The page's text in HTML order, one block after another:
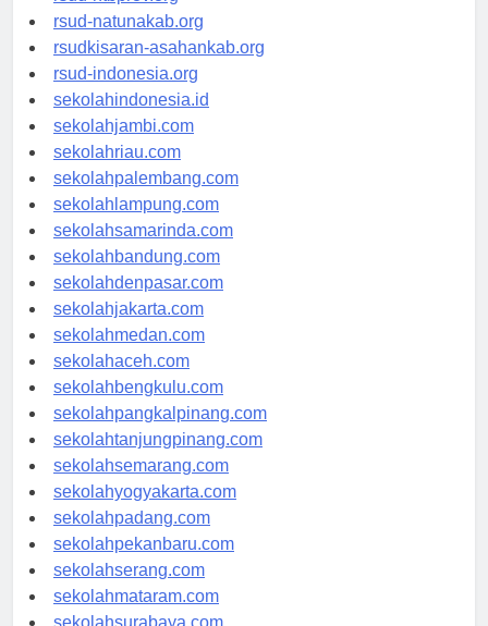
rsud-ntbprov.org
rsud-natunakab.org
rsudkisaran-asahankab.org
rsud-indonesia.org
sekolahindonesia.id
sekolahjambi.com
sekolahriau.com
sekolahpalembang.com
sekolahlampung.com
sekolahsamarinda.com
sekolahbandung.com
sekolahdenpasar.com
sekolahjakarta.com
sekolahmedan.com
sekolahaceh.com
sekolahbengkulu.com
sekolahpangkalpinang.com
sekolahtanjungpinang.com
sekolahsemarang.com
sekolahyogyakarta.com
sekolahpadang.com
sekolahpekanbaru.com
sekolahserang.com
sekolahmataram.com